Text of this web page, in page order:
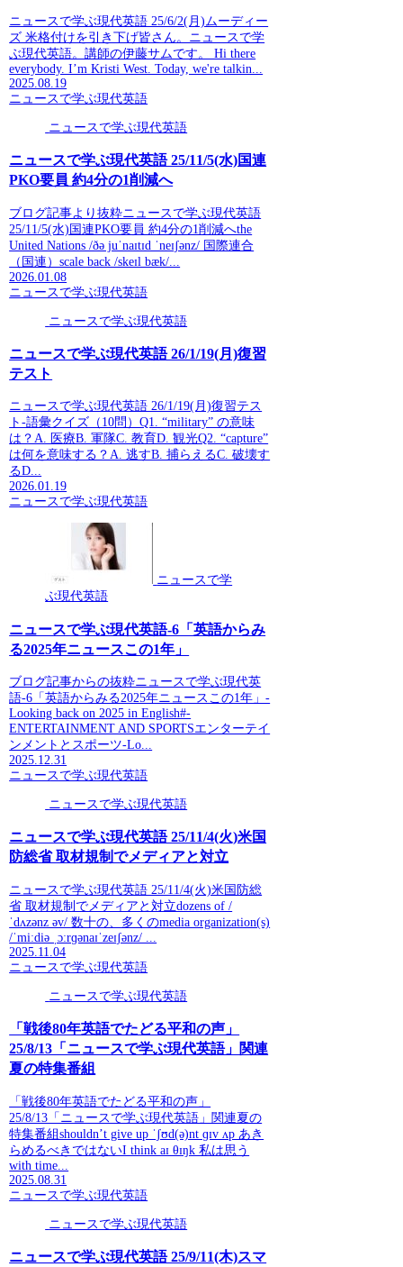
ニュースで学ぶ現代英語 25/6/2(月)ムーディー
ズ 米格付けを引き下げ皆さん。ニュースで学
ぶ現代英語。講師の伊藤サムです。 Hi there
everybody. I’m Kristi West. Today, we're talkin...
2025.08.19
ニュースで学ぶ現代英語
ニュースで学ぶ現代英語
ニュースで学ぶ現代英語 25/11/5(水)国連
PKO要員 約4分の1削減へ
ブログ記事より抜粋ニュースで学ぶ現代英語
25/11/5(水)国連PKO要員 約4分の1削減へthe
United Nations /ðə juˈnaɪtɪd ˈneɪʃənz/ 国際連合
（国連）scale back /skeɪl bæk/...
2026.01.08
ニュースで学ぶ現代英語
ニュースで学ぶ現代英語
ニュースで学ぶ現代英語 26/1/19(月)復習
テスト
ニュースで学ぶ現代英語 26/1/19(月)復習テス
ト-語彙クイズ（10問）Q1. “military” の意味
は？A. 医療B. 軍隊C. 教育D. 観光Q2. “capture”
は何を意味する？A. 逃すB. 捕らえるC. 破壊す
るD...
2026.01.19
ニュースで学ぶ現代英語
ニュースで学
ぶ現代英語
ニュースで学ぶ現代英語-6「英語からみ
る2025年ニュースこの1年」
ブログ記事からの抜粋ニュースで学ぶ現代英
語-6「英語からみる2025年ニュースこの1年」-
Looking back on 2025 in English#-
ENTERTAINMENT AND SPORTSエンターテイ
ンメントとスポーツ-Lo...
2025.12.31
ニュースで学ぶ現代英語
ニュースで学ぶ現代英語
ニュースで学ぶ現代英語 25/11/4(火)米国
防総省 取材規制でメディアと対立
ニュースで学ぶ現代英語 25/11/4(火)米国防総
省 取材規制でメディアと対立dozens of /
ˈdʌzənz əv/ 数十の、多くのmedia organization(s)
/ˈmiːdiə ˌɔːrɡənaɪˈzeɪʃənz/ ...
2025.11.04
ニュースで学ぶ現代英語
ニュースで学ぶ現代英語
「戦後80年英語でたどる平和の声」
25/8/13「ニュースで学ぶ現代英語」関連
夏の特集番組
「戦後80年英語でたどる平和の声」
25/8/13「ニュースで学ぶ現代英語」関連夏の
特集番組shouldn’t give up ˈʃʊd(ə)nt ɡɪv ʌp あき
らめるべきではないI think aɪ θɪŋk 私は思う
with time...
2025.08.31
ニュースで学ぶ現代英語
ニュースで学ぶ現代英語
ニュースで学ぶ現代英語 25/9/11(木)スマ